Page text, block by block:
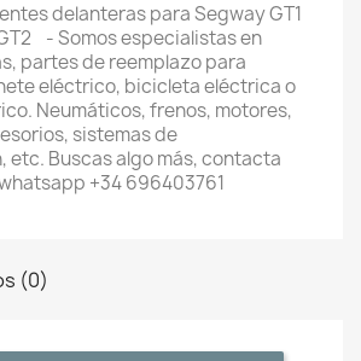
delanteras para Segway GT1
GT2 - Somos especialistas en
partes de reemplazo para
eléctrico, bicicleta eléctrica o
Neumáticos, frenos, motores,
sistemas de
etc. Buscas algo más, contacta
+34 696403761
(0)